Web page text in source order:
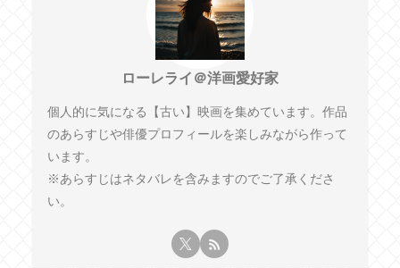
ローレライ＠洋画愛好家
個人的に気になる【古い】映画を集めています。作品
のあらすじや俳優プロフィールを楽しみながら作って
います。
※あらすじはネタバレを含みますのでご了承くださ
い。